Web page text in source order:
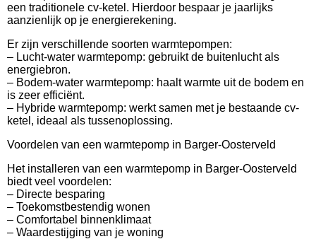
een traditionele cv-ketel. Hierdoor bespaar je jaarlijks
aanzienlijk op je energierekening.
Er zijn verschillende soorten warmtepompen:
– Lucht-water warmtepomp: gebruikt de buitenlucht als
energiebron.
– Bodem-water warmtepomp: haalt warmte uit de bodem en
is zeer efficiënt.
– Hybride warmtepomp: werkt samen met je bestaande cv-
ketel, ideaal als tussenoplossing.
Voordelen van een warmtepomp in Barger-Oosterveld
Het installeren van een warmtepomp in Barger-Oosterveld
biedt veel voordelen:
– Directe besparing
– Toekomstbestendig wonen
– Comfortabel binnenklimaat
– Waardestijging van je woning